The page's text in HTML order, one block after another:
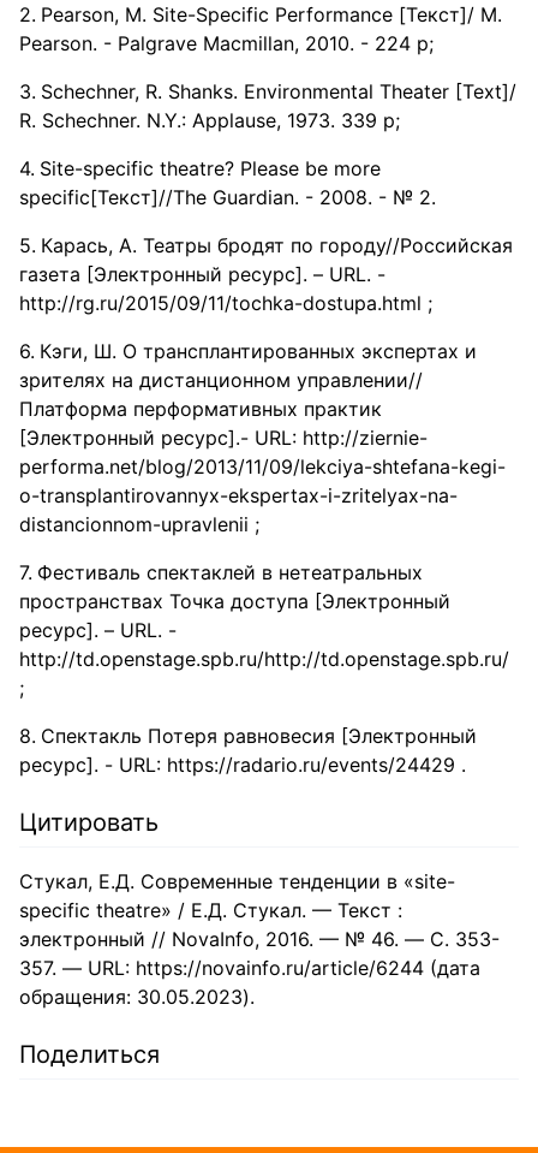
Pearson, М. Site-Specific Performance [Текст]/ М.
Pearson. - Palgrave Macmillan, 2010. - 224 p;
Schechner, R. Shanks. Environmental Theater [Text]/
R. Schechner. N.Y.: Applause, 1973. 339 p;
Site-specific theatre? Please be more
specific[Текст]//The Guardian. - 2008. - № 2.
Карась, А. Театры бродят по городу//Российская
газета [Электронный ресурс]. – URL. -
http://rg.ru/2015/09/11/tochka-dostupa.html ;
Кэги, Ш. О трансплантированных экспертах и
зрителях на дистанционном управлении//
Платформа перформативных практик
[Электронный ресурс].- URL: http://ziernie-
performa.net/blog/2013/11/09/lekciya-shtefana-kegi-
o-transplantirovannyx-ekspertax-i-zritelyax-na-
distancionnom-upravlenii ;
Фестиваль спектаклей в нетеатральных
пространствах Точка доступа [Электронный
ресурс]. – URL. -
http://td.openstage.spb.ru/http://td.openstage.spb.ru/
;
Спектакль Потеря равновесия [Электронный
ресурс]. - URL: https://radario.ru/events/24429 .
Цитировать
Стукал, Е.Д. Современные тенденции в «site-
specific theatre» / Е.Д. Стукал. — Текст :
электронный // NovaInfo, 2016. — № 46. — С. 353-
357. — URL: https://novainfo.ru/article/6244 (дата
обращения: 30.05.2023).
Поделиться